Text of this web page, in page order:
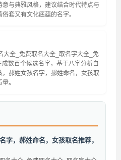
与典雅风格，建议结合时代特点与
套又有文化底蕴的名字。
大全_免费取名大全_取名字大全_免
数百个候选名字，基于八字分析自
郝姓女孩名字，郝姓命名，女孩取
。
字，郝姓命名，女孩取名推荐，